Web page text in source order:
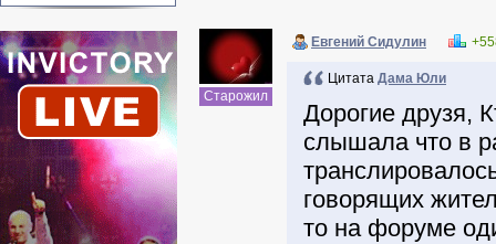
Старожил
Евгений Сидулин
Цитата Дама Юли
Дорогие друзя,
слышала что в
говорящих
то на форуме